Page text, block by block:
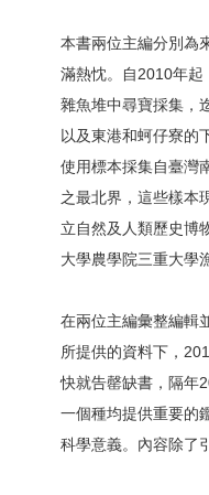
本書兩位主編分別為
滿熱忱。自2010年起
雜魚堆中尋寶採集，
以及東港和蚵仔寮的
使用標本採集自臺灣
之最北界，這些樣本
立自然及人類歷史博
大學農學院三重大學
在兩位主編彙整編輯
所提供的資料下，
快就告罄缺書，隔年
一個種均提供重要的
科學意義。內容除了